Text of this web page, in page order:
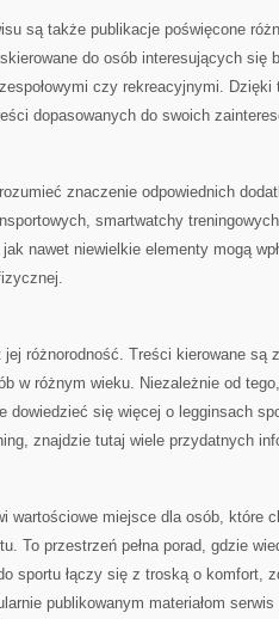
są także publikacje poświęcone
do osób interesujących się
czy rekreacyjnymi.
dopasowanych do swoich
znaczenie odpowiednich
smartwatchy
nawet niewielkie elementy mogą
różnorodność. Treści kierowane są
w różnym wieku. Niezależnie od
dowiedzieć się więcej o legginsach
znajdzie tutaj wiele przydatnych
wartościowe miejsce dla osób, które
To przestrzeń pełna porad, gdzie
sportu łączy się z troską o komfort,
publikowanym materiałom